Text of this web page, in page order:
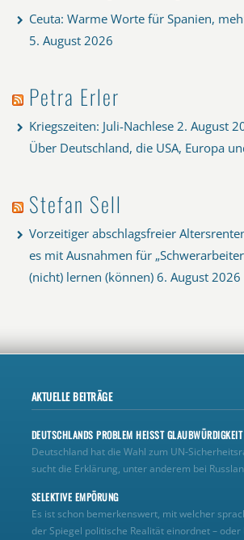
Ceuta: Warme Worte für Spanien,
5. August 2026
Petra Erler
Kriegszeiten: Juli-Nachlese 2. August
Über Deutschland, die USA, Europa
Stefan Sell
Vorzeitiger abschlagsfreier
es mit Ausnahmen für
(nicht) lernen (können) 6. August 2026
AKTUELLE BEITRÄGE
DEUTSCHLANDS PROBLEM HEISST GLAUBWÜRDIGKEIT
Deutschland hat die Wahl zum
sucht die Erklärung, unter anderem bei
SELEKTIVE EMPÖRUNG
Es ist schon bemerkenswert, mit welcher
der Spiegel politische Realität einordnet – oder